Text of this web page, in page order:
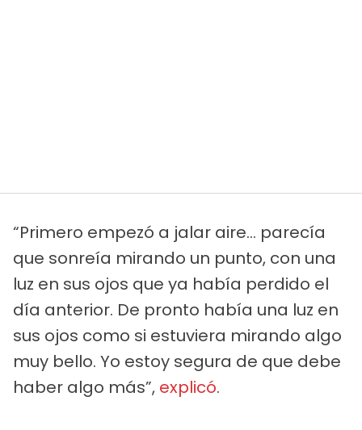
“Primero empezó a jalar aire… parecía
que sonreía mirando un punto, con una
luz en sus ojos que ya había perdido el
día anterior. De pronto había una luz en
sus ojos como si estuviera mirando algo
muy bello. Yo estoy segura de que debe
haber algo más”, explicó.